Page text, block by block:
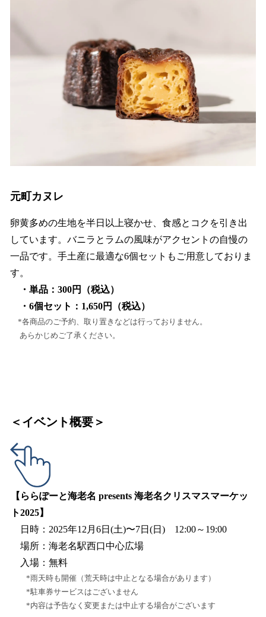
元町カヌレ
卵黄多めの生地を半日以上寝かせ、食感とコクを引き出
しています。バニラとラムの風味がアクセントの自慢の
一品です。手土産に最適な6個セットもご用意しておりま
す。
・単品：300円（税込）
・6個セット：1,650円（税込）
*各商品のご予約、取り置きなどは行っておりません。
あらかじめご了承ください。
＜イベント概要＞
【ららぽーと海老名 presents 海老名クリスマスマーケッ
ト2025】
日時：2025年12月6日(土)〜7日(日) 12:00～19:00
場所：海老名駅西口中心広場
入場：無料
*雨天時も開催（荒天時は中止となる場合があります）
*駐車券サービスはございません
*内容は予告なく変更または中止する場合がございます